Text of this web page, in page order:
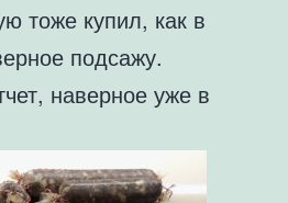
тоже купил, как в
подсажу.
наверное уже в